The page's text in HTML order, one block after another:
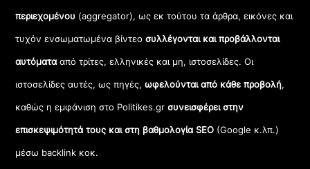
περιεχομένου (aggregator), ως εκ τούτου τα άρθρα, εικόνες και
τυχόν ενσωματωμένα βίντεοσυλλέγονται και προβάλλονται
αυτόματααπό τρίτες, ελληνικές και μη, ιστοσελίδες. Οι
ιστοσελίδες αυτές, ως πηγές,ωφελούνται από κάθε προβολή,
καθώς η εμφάνιση στο Politikes.gr συνεισφέρει στην
επισκεψιμότητά τους και στη βαθμολογία SEO (Google κ.λπ.)
μέσω backlink κοκ.